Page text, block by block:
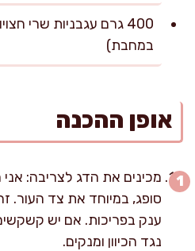
400 גרם עגבניות שרי
במחבת)
אופן ההכנה
מכינים את הדג לצריבה: אני
סופג, במיוחד את צד העור.
ענק בפריכות. אם יש
נגד הכיוון ומנקים.